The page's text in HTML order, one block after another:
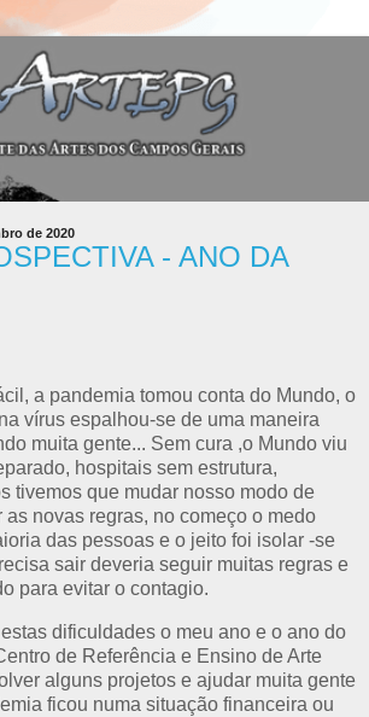
de 2020
- ANO DA
a pandemia tomou conta do Mundo, o
vírus espalhou-se de uma maneira
muita gente... Sem cura ,o Mundo viu
hospitais sem estrutura,
tivemos que mudar nosso modo de
novas regras, no começo o medo
das pessoas e o jeito foi isolar -se
sair deveria seguir muitas regras e
para evitar o contagio.
dificuldades o meu ano e o ano do
de Referência e Ensino de Arte
alguns projetos e ajudar muita gente
ficou numa situação financeira ou